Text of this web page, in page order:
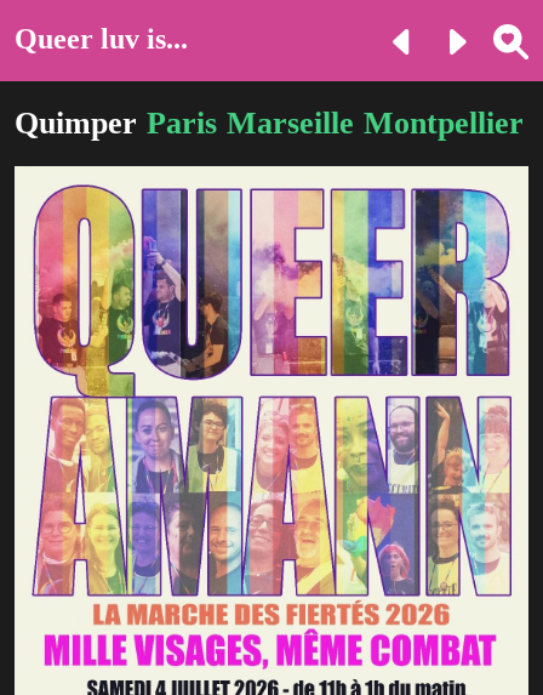
Queer luv is...
Quimper Paris Marseille Montpellier